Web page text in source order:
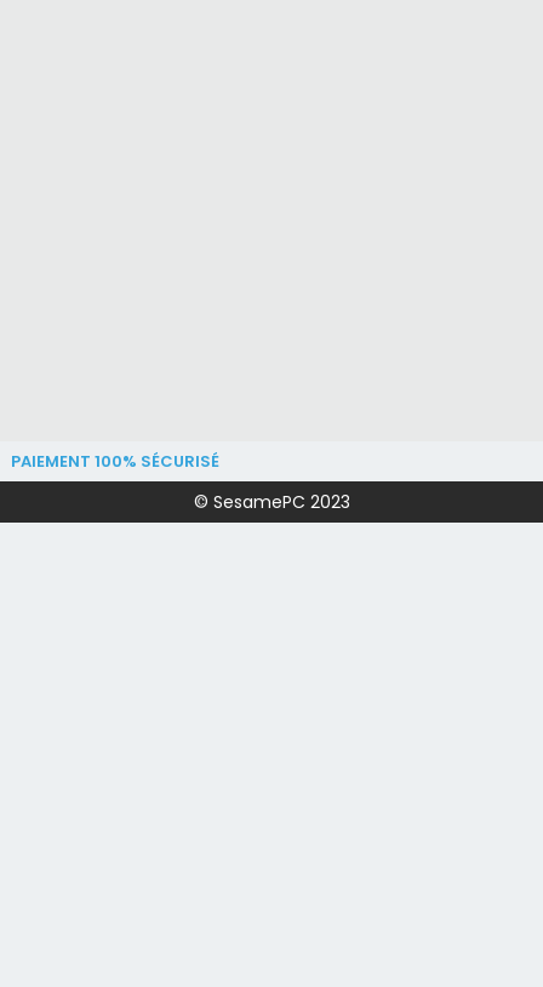
PAIEMENT 100% SÉCURISÉ
© SesamePC 2023